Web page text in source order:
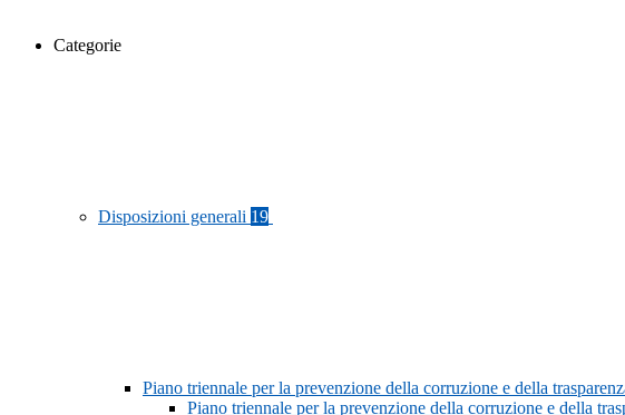
Categorie
Disposizioni generali 19
Piano triennale per la prevenzione della corruzione e della
Piano triennale per la prevenzione della corruzione e della